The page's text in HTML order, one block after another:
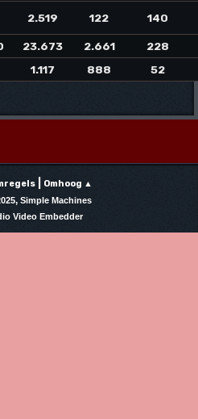
2.519 122 140
23.673 2.661
228
1.117 888 52
| Omhoog ▲
, Simple Machines
Video Embedder